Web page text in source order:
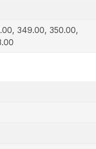
349.00, 350.00,